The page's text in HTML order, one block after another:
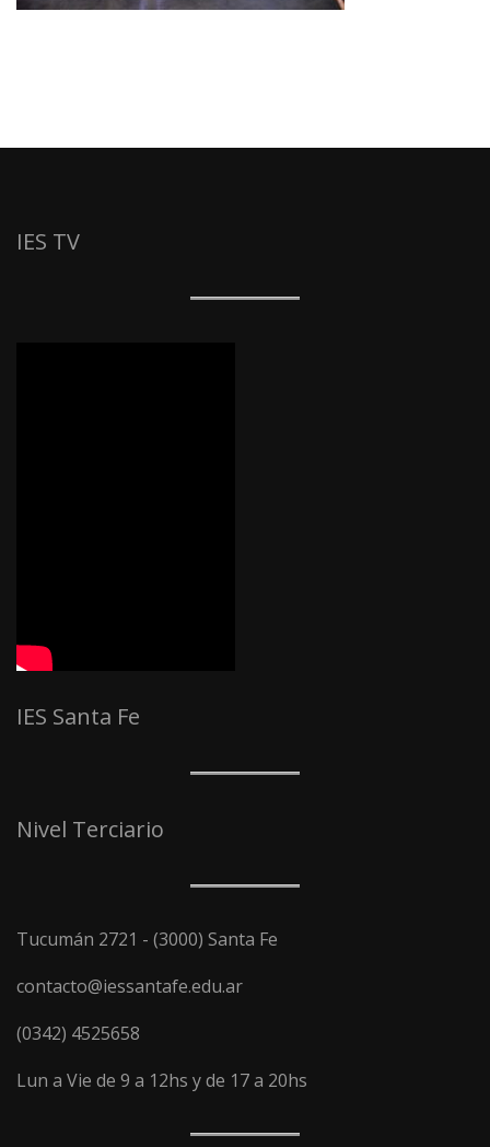
IES TV
IES Santa Fe
Nivel Terciario
Tucumán 2721 - (3000) Santa Fe
contacto@iessantafe.edu.ar
(0342) 4525658
Lun a Vie de 9 a 12hs y de 17 a 20hs